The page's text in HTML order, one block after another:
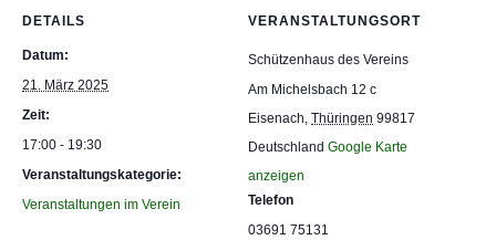
DETAILS
Datum:
21. März 2025
Zeit:
17:00 - 19:30
Veranstaltungskategorie:
Veranstaltungen im Verein
VERANSTALTUNGSORT
Schützenhaus des Vereins
Am Michelsbach 12 c
Eisenach, Thüringen 99817
Deutschland Google Karte
anzeigen
Telefon
03691 75131